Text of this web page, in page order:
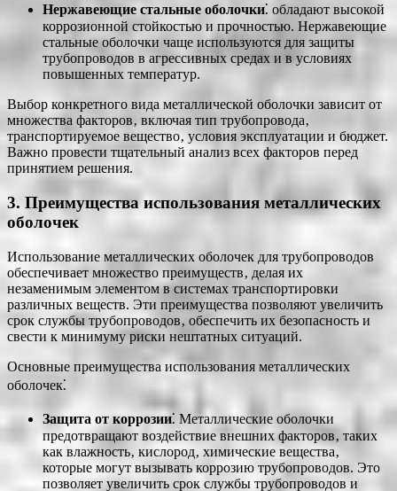
Нержавеющие стальные оболочки⁚ обладают высокой
коррозионной стойкостью и прочностью. Нержавеющие
стальные оболочки чаще используются для защиты
трубопроводов в агрессивных средах и в условиях
повышенных температур.
Выбор конкретного вида металлической оболочки зависит от
множества факторов‚ включая тип трубопровода‚
транспортируемое вещество‚ условия эксплуатации и бюджет.
Важно провести тщательный анализ всех факторов перед
принятием решения.
3. Преимущества использования металлических
оболочек
Использование металлических оболочек для трубопроводов
обеспечивает множество преимуществ‚ делая их
незаменимым элементом в системах транспортировки
различных веществ. Эти преимущества позволяют увеличить
срок службы трубопроводов‚ обеспечить их безопасность и
свести к минимуму риски нештатных ситуаций.
Основные преимущества использования металлических
оболочек⁚
Защита от коррозии⁚ Металлические оболочки
предотвращают воздействие внешних факторов‚ таких
как влажность‚ кислород‚ химические вещества‚
которые могут вызывать коррозию трубопроводов. Это
позволяет увеличить срок службы трубопроводов и